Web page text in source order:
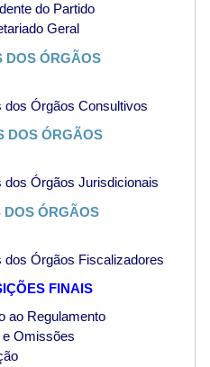
do Partido
Geral
DOS ÓRGÃOS
dos Órgãos Consultivos
DOS ÓRGÃOS
dos Órgãos Jurisdicionais
DOS ÓRGÃOS
dos Órgãos Fiscalizadores
FINAIS
ao Regulamento
e Omissões